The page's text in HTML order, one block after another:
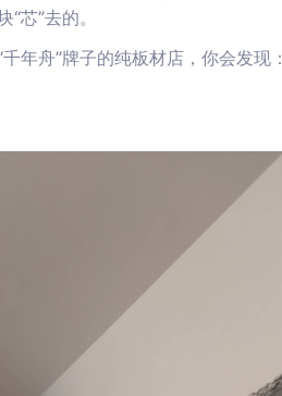
芯”去的。
年舟”牌子的纯板材店，你会发现：